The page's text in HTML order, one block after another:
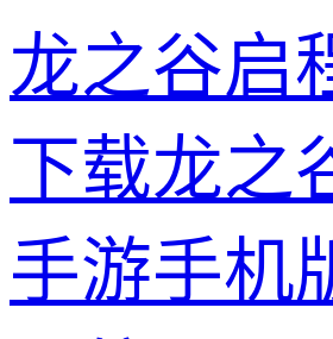
龙之谷启
下载龙之
手游手机